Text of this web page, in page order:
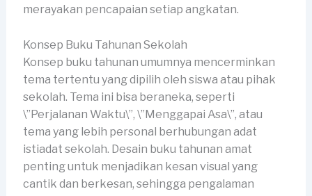
merayakan pencapaian setiap angkatan.
Konsep Buku Tahunan Sekolah
Konsep buku tahunan umumnya mencerminkan
tema tertentu yang dipilih oleh siswa atau pihak
sekolah. Tema ini bisa beraneka, seperti
\”Perjalanan Waktu\”, \”Menggapai Asa\”, atau
tema yang lebih personal berhubungan adat
istiadat sekolah. Desain buku tahunan amat
penting untuk menjadikan kesan visual yang
cantik dan berkesan, sehingga pengalaman